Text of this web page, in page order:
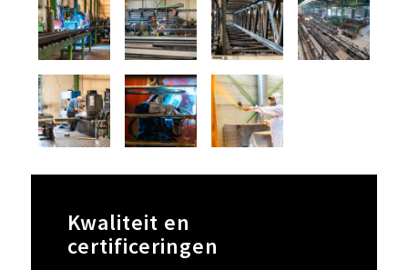
Kwaliteit en
certificeringen